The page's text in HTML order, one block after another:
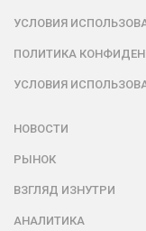
УСЛОВИЯ
ПОЛИТИКА
УСЛОВИЯ
НОВОСТИ
РЫНОК
ВЗГЛЯД ИЗНУТРИ
АНАЛИТИКА